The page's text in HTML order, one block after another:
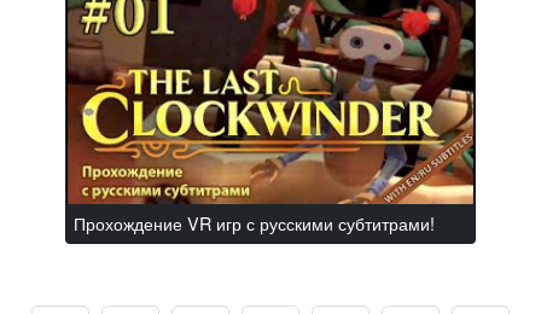
Прохождение VR игр с русскими субтитрами!